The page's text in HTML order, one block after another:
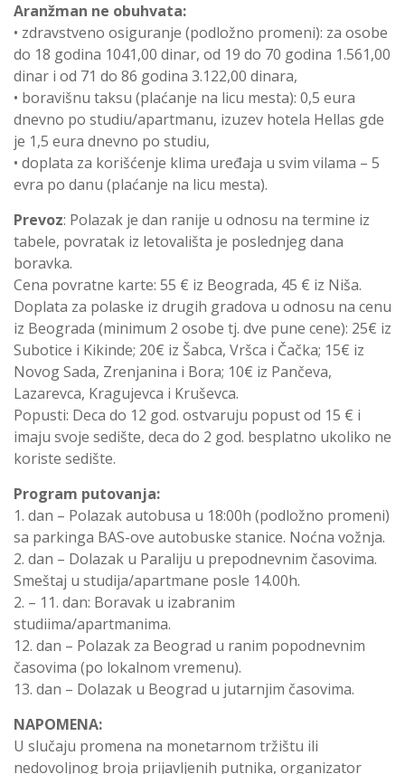
Aranžman ne obuhvata:
• zdravstveno osiguranje (podložno promeni): za osobe
do 18 godina 1041,00 dinar, od 19 do 70 godina 1.561,00
dinar i od 71 do 86 godina 3.122,00 dinara,
• boravišnu taksu (plaćanje na licu mesta): 0,5 eura
dnevno po studiu/apartmanu, izuzev hotela Hellas gde
je 1,5 eura dnevno po studiu,
• doplata za korišćenje klima uređaja u svim vilama – 5
evra po danu (plaćanje na licu mesta).
Prevoz: Polazak je dan ranije u odnosu na termine iz
tabele, povratak iz letovališta je poslednjeg dana
boravka.
Cena povratne karte: 55 € iz Beograda, 45 € iz Niša.
Doplata za polaske iz drugih gradova u odnosu na cenu
iz Beograda (minimum 2 osobe tj. dve pune cene): 25€ iz
Subotice i Kikinde; 20€ iz Šabca, Vršca i Čačka; 15€ iz
Novog Sada, Zrenjanina i Bora; 10€ iz Pančeva,
Lazarevca, Kragujevca i Kruševca.
Popusti: Deca do 12 god. ostvaruju popust od 15 € i
imaju svoje sedište, deca do 2 god. besplatno ukoliko ne
koriste sedište.
Program putovanja:
1. dan – Polazak autobusa u 18:00h (podložno promeni)
sa parkinga BAS-ove autobuske stanice. Noćna vožnja.
2. dan – Dolazak u Paraliju u prepodnevnim časovima.
Smeštaj u studija/apartmane posle 14.00h.
2. – 11. dan: Boravak u izabranim
studiima/apartmanima.
12. dan – Polazak za Beograd u ranim popodnevnim
časovima (po lokalnom vremenu).
13. dan – Dolazak u Beograd u jutarnjim časovima.
NAPOMENA:
U slučaju promena na monetarnom tržištu ili
nedovoljnog broja prijavljenih putnika, organizator